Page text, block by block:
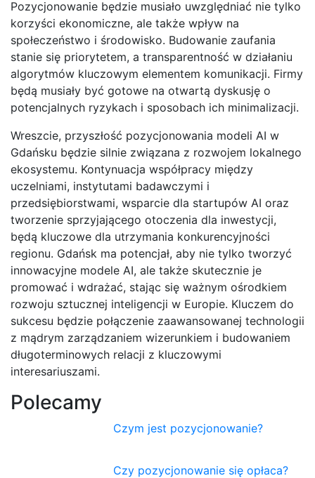
Pozycjonowanie będzie musiało uwzględniać nie tylko
korzyści ekonomiczne, ale także wpływ na
społeczeństwo i środowisko. Budowanie zaufania
stanie się priorytetem, a transparentność w działaniu
algorytmów kluczowym elementem komunikacji. Firmy
będą musiały być gotowe na otwartą dyskusję o
potencjalnych ryzykach i sposobach ich minimalizacji.
Wreszcie, przyszłość pozycjonowania modeli AI w
Gdańsku będzie silnie związana z rozwojem lokalnego
ekosystemu. Kontynuacja współpracy między
uczelniami, instytutami badawczymi i
przedsiębiorstwami, wsparcie dla startupów AI oraz
tworzenie sprzyjającego otoczenia dla inwestycji,
będą kluczowe dla utrzymania konkurencyjności
regionu. Gdańsk ma potencjał, aby nie tylko tworzyć
innowacyjne modele AI, ale także skutecznie je
promować i wdrażać, stając się ważnym ośrodkiem
rozwoju sztucznej inteligencji w Europie. Kluczem do
sukcesu będzie połączenie zaawansowanej technologii
z mądrym zarządzaniem wizerunkiem i budowaniem
długoterminowych relacji z kluczowymi
interesariuszami.
Polecamy
Czym jest pozycjonowanie?
Czy pozycjonowanie się opłaca?